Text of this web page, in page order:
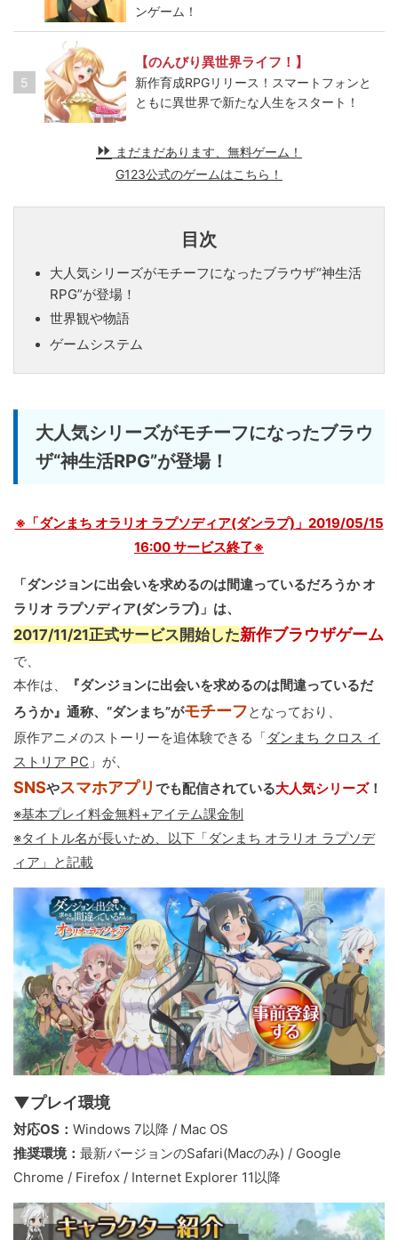
ンゲーム！
5
【のんびり異世界ライフ！】
新作育成RPGリリース！スマートフォンと
ともに異世界で新たな人生をスタート！
まだまだあります、無料ゲーム！
G123公式のゲームはこちら！
目次
大人気シリーズがモチーフになったブラウザ“神生活
RPG”が登場！
世界観や物語
ゲームシステム
大人気シリーズがモチーフになったブラウ
ザ“神生活RPG”が登場！
※「ダンまち オラリオ ラプソディア(ダンラプ)」2019/05/15
16:00 サービス終了※
「ダンジョンに出会いを求めるのは間違っているだろうか オ
ラリオ ラプソディア(ダンラプ)」は、
2017/11/21正式サービス開始した新作ブラウザゲーム
で、
本作は、
『ダンジョンに出会いを求めるのは間違っているだ
ろうか』通称、“ダンまち”がモチーフとなっており、
原作アニメのストーリーを追体験できる「ダンまち クロス イ
ストリア PC 」が、
SNSやスマホアプリ でも配信されている大人気シリーズ！
※基本プレイ料金無料+アイテム課金制
※タイトル名が長いため、以下「ダンまち オラリオ ラプソデ
ィア」と記載
▼プレイ環境
対応OS： Windows 7以降 / Mac OS
推奨環境： 最新バージョンのSafari(Macのみ) / Google
Chrome / Firefox / Internet Explorer 11以降